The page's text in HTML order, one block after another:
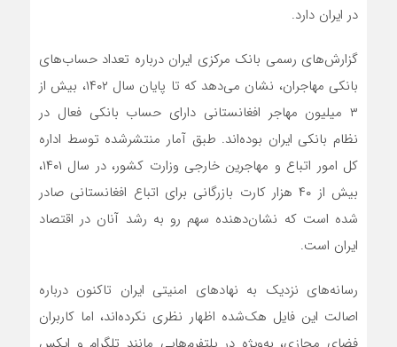
در ایران دارد.
گزارش‌های رسمی بانک مرکزی ایران درباره تعداد حساب‌های
بانکی مهاجران، نشان می‌دهد که تا پایان سال ۱۴۰۲، بیش از
۳ میلیون مهاجر افغانستانی دارای حساب بانکی فعال در
نظام بانکی ایران بوده‌اند. طبق آمار منتشرشده توسط اداره
کل امور اتباع و مهاجرین خارجی وزارت کشور، در سال ۱۴۰۱،
بیش از ۴۰ هزار کارت بازرگانی برای اتباع افغانستانی صادر
شده است که نشان‌دهنده سهم رو به رشد آنان در اقتصاد
ایران است.
رسانه‌های نزدیک به نهادهای امنیتی ایران تاکنون درباره
اصالت این فایل هک‌شده اظهار نظری نکرده‌اند، اما کاربران